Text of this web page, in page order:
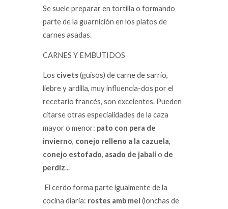
Se suele preparar en tortilla o formando
parte de la guarnición en los platos de
carnes asadas.
CARNES Y EMBUTIDOS
Los civets(guisos) de carne de sarrio,
liebre y ardilla, muy influencia-dos por el
recetario francés, son excelentes. Pueden
citarse otras especialidades de la caza
mayor o menor: pato con pera de
invierno, conejo relleno a la cazuela,
conejo estofado, asado de jabalío de
perdiz...
El cerdo forma parte igualmente de la
cocina diaria: rostes amb mel (lonchas de